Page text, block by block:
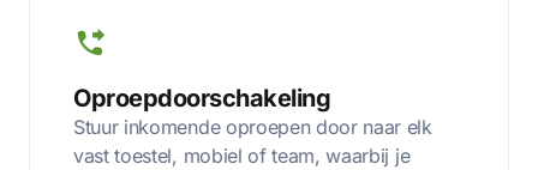
Oproepdoorschakeling
Stuur inkomende oproepen door naar elk
vast toestel, mobiel of team, waarbij je